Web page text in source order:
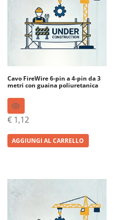
Cavo FireWire 6-pin a 4-pin da 3
metri con guaina poliuretanica
€ 1,12
AGGIUNGI AL CARRELLO